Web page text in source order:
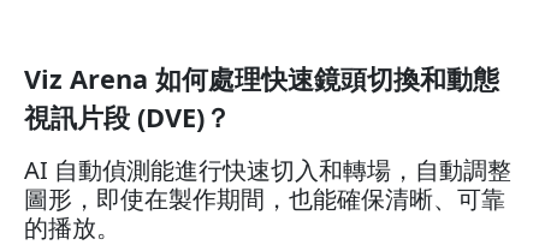
Viz Arena 如何處理快速鏡頭切換和動態
視訊片段 (DVE)？
AI 自動偵測能進行快速切入和轉場，自動調整
圖形，即使在製作期間，也能確保清晰、可靠
的播放。